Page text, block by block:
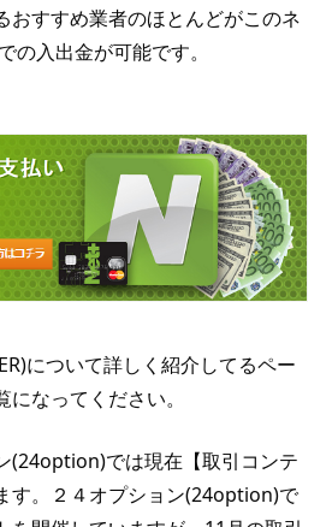
おすすめ業者のほとんどがこのネ
の入出金が可能です。
について詳しく紹介してるペー
なってください。
(24option)では現在【取引コンテ
す。２４オプション(24option)で